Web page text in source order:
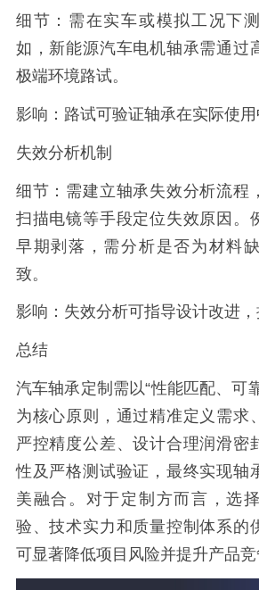
细节：需在实车或模拟工况下
如，新能源汽车电机轴承需通过
极端环境路试。
影响：路试可验证轴承在实际使用
失效分析机制
细节：需建立轴承失效分析流程
扫描电镜等手段定位失效原因。
早期剥落，需分析是否为材料
致。
影响：失效分析可指导设计改进，
总结
汽车轴承定制需以“性能匹配、可
为核心原则，通过精准定义需求
严控精度公差、设计合理润滑密
性及严格测试验证，最终实现轴
美融合。对于定制方而言，选
验、技术实力和质量控制体系的
可显著降低项目风险并提升产品竞